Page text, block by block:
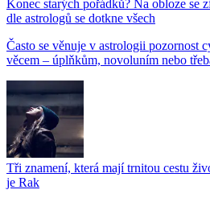
Konec starých pořádků? Na obloze se
dle astrologů se dotkne všech
Často se věnuje v astrologii pozornost
věcem – úplňkům, novoluním nebo
Tři znamení, která mají trnitou cestu
je Rak